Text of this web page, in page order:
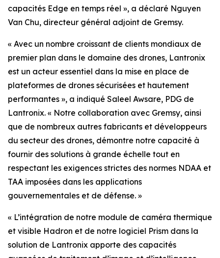
capacités Edge en temps réel », a déclaré Nguyen
Van Chu, directeur général adjoint de Gremsy.
« Avec un nombre croissant de clients mondiaux de
premier plan dans le domaine des drones, Lantronix
est un acteur essentiel dans la mise en place de
plateformes de drones sécurisées et hautement
performantes », a indiqué Saleel Awsare, PDG de
Lantronix. « Notre collaboration avec Gremsy, ainsi
que de nombreux autres fabricants et développeurs
du secteur des drones, démontre notre capacité à
fournir des solutions à grande échelle tout en
respectant les exigences strictes des normes NDAA et
TAA imposées dans les applications
gouvernementales et de défense. »
« L’intégration de notre module de caméra thermique
et visible Hadron et de notre logiciel Prism dans la
solution de Lantronix apporte des capacités